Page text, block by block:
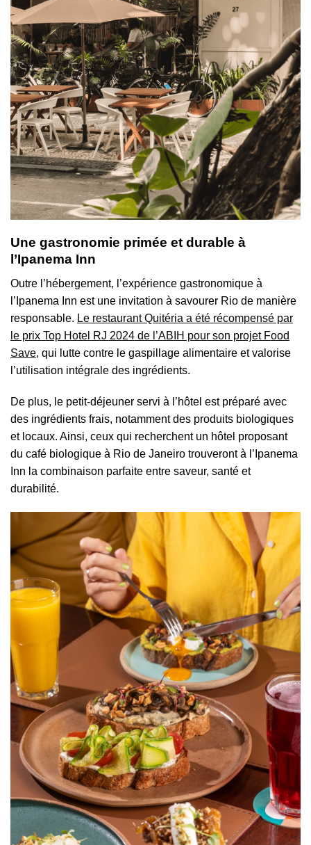
Une gastronomie primée et durable à
l’Ipanema Inn
Outre l’hébergement, l’expérience gastronomique à
l’Ipanema Inn est une invitation à savourer Rio de manière
responsable. Le restaurant Quitéria a été récompensé par
le prix Top Hotel RJ 2024 de l’ABIH pour son projet Food
Save, qui lutte contre le gaspillage alimentaire et valorise
l’utilisation intégrale des ingrédients.
De plus, le petit-déjeuner servi à l’hôtel est préparé avec
des ingrédients frais, notamment des produits biologiques
et locaux. Ainsi, ceux qui recherchent un hôtel proposant
du café biologique à Rio de Janeiro trouveront à l’Ipanema
Inn la combinaison parfaite entre saveur, santé et
durabilité.